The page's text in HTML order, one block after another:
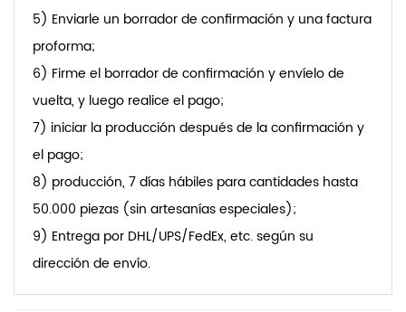
5) Enviarle un borrador de confirmación y una factura
proforma;
6) Firme el borrador de confirmación y envíelo de
vuelta, y luego realice el pago;
7) iniciar la producción después de la confirmación y
el pago;
8) producción, 7 días hábiles para cantidades hasta
50.000 piezas (sin artesanías especiales);
9) Entrega por DHL/UPS/FedEx, etc. según su
dirección de envío.